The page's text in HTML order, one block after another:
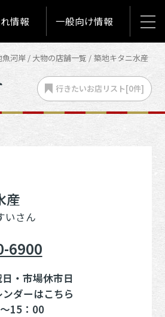
情報 一般向け情報
魚河岸 大物の店舗一覧 築地キタニ水産
行きたいお店リスト[0件]
産
さん
6900
・市場休市日
ダーはこちら
15：00